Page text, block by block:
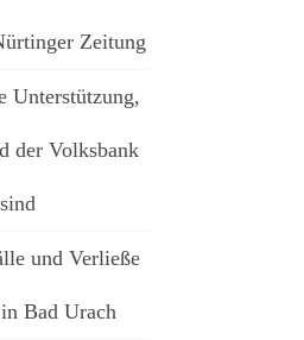
Zeitung
Unterstützung,
der Volksbank
und Verließe
Bad Urach